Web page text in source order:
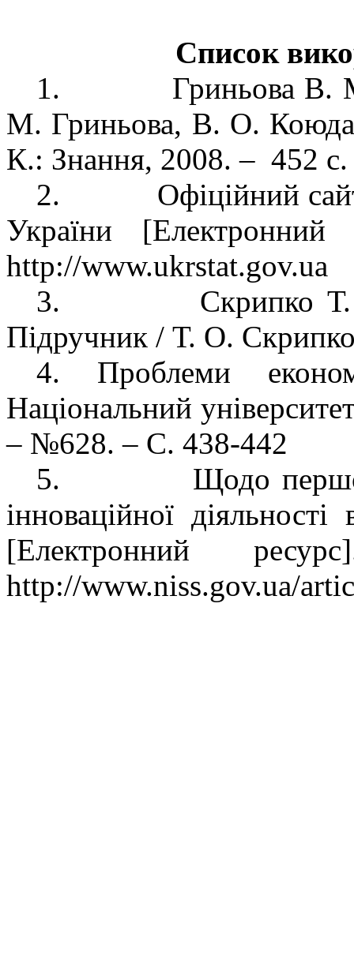
Список
1.
Гриньова В.
М. Гриньова, В. О.
К.: Знання, 2008. – 452 с.
2.
Офіційний
України
http://www.ukrstat.gov.ua
3.
Скрипко
Підручник / Т. О.
4. Проблеми
Національний
– №628. – С. 438-442
5.
Щодо
інноваційної
[Електронний ресурс
http://www.niss.gov.ua/